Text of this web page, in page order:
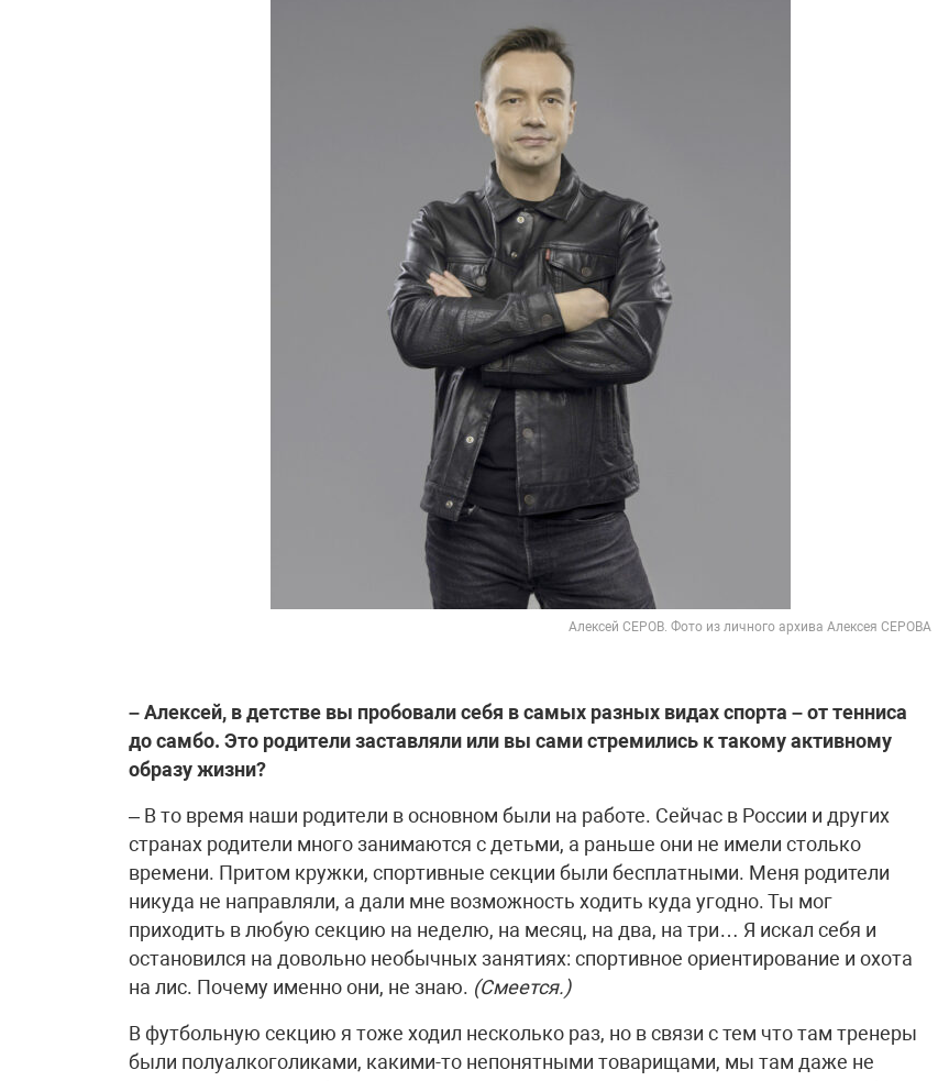
Алексей СЕРОВ. Фото из личного архива Алексея СЕРОВА
– Алексей, в детстве вы пробовали себя в самых разных видах спорта – от тенниса
до самбо. Это родители заставляли или вы сами стремились к такому активному
образу жизни?
– В то время наши родители в основном были на работе. Сейчас в России и других
странах родители много занимаются с детьми, а раньше они не имели столько
времени. Притом кружки, спортивные секции были бесплатными. Меня родители
никуда не направляли, а дали мне возможность ходить куда угодно. Ты мог
приходить в любую секцию на неделю, на месяц, на два, на три… Я искал себя и
остановился на довольно необычных занятиях: спортивное ориентирование и охота
на лис. Почему именно они, не знаю. (Смеется.)
В футбольную секцию я тоже ходил несколько раз, но в связи с тем что там тренеры
были полуалкоголиками, какими-то непонятными товарищами, мы там даже не